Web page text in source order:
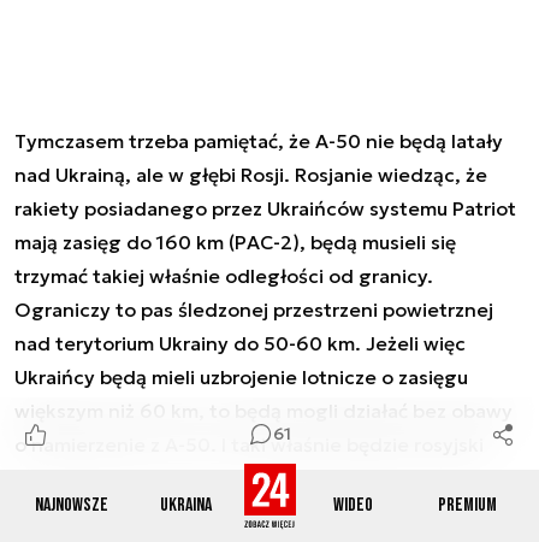
Najnowsze Ukraina Wideo Premium
61
Tymczasem trzeba pamiętać, że A-50 nie będą latały
nad Ukrainą, ale w głębi Rosji. Rosjanie wiedząc, że
rakiety posiadanego przez Ukraińców systemu Patriot
mają zasięg do 160 km (PAC-2), będą musieli się
trzymać takiej właśnie odległości od granicy.
Ograniczy to pas śledzonej przestrzeni powietrznej
nad terytorium Ukrainy do 50-60 km. Jeżeli więc
Ukraińcy będą mieli uzbrojenie lotnicze o zasięgu
większym niż 60 km, to będą mogli działać bez obawy
o namierzenie z A-50. I taki właśnie będzie rosyjski
system „wczesnego ostrzegania”.